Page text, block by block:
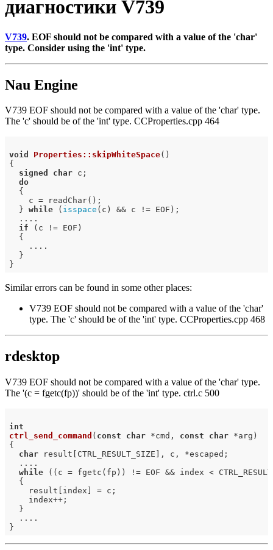
диагностики V739
V739. EOF should not be compared with a value of the 'char'
type. Consider using the 'int' type.
Nau Engine
V739 EOF should not be compared with a value of the 'char' type.
The 'c' should be of the 'int' type. CCProperties.cpp 464
void Properties::skipWhiteSpace()
{
signed
char c;
do
  {
    c = readChar();
  }
while ( isspace (c) && c != EOF);
  ....
if (c != EOF)
  {
    ....
  }
Similar errors can be found in some other places:
V739 EOF should not be compared with a value of the 'char'
type. The 'c' should be of the 'int' type. CCProperties.cpp 468
rdesktop
V739 EOF should not be compared with a value of the 'char' type.
The '(c = fgetc(fp))' should be of the 'int' type. ctrl.c 500
int
ctrl_send_command ( const char *cmd, const char *arg)
{
char result[CTRL_RESULT_SIZE], c, *escaped;
  ....
while ((c = fgetc(fp)) != EOF && index <
  {
    result[index] = c;
    index++;
  }
  ....